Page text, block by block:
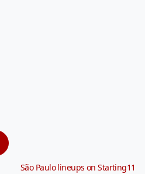
São Paulo lineups on Starting11